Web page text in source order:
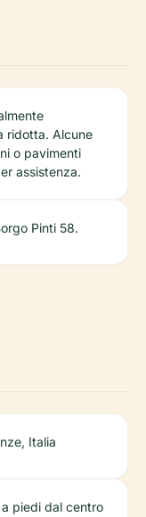
ridotta. Alcune
o pavimenti
assistenza.
Pinti 58.
Italia
piedi dal centro